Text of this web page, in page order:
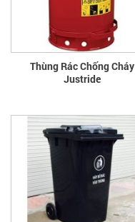
Thùng Rác Chống Cháy
Justride